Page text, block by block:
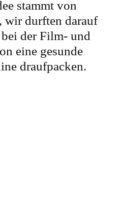
stammt von
wir durften darauf
der Film- und
eine gesunde
draufpacken.